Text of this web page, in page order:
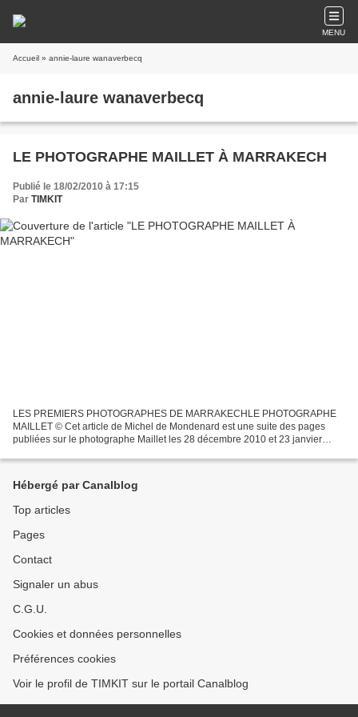
MENU
Accueil » annie-laure wanaverbecq
annie-laure wanaverbecq
LE PHOTOGRAPHE MAILLET À MARRAKECH
Publié le 18/02/2010 à 17:15
Par TIMKIT
LES PREMIERS PHOTOGRAPHES DE MARRAKECHLE PHOTOGRAPHE
MAILLET © Cet article de Michel de Mondenard est une suite des pages
publiées sur le photographe Maillet les 28 décembre 2010 et 23 janvier
Hébergé par Canalblog
Top articles
Pages
Contact
Signaler un abus
C.G.U.
Cookies et données personnelles
Préférences cookies
Voir le profil de TIMKIT sur le portail Canalblog